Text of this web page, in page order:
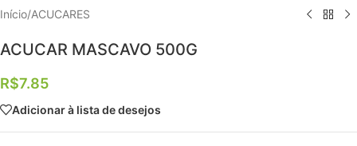
Início/ACUCARES
ACUCAR MASCAVO 500G
R$7.85
Adicionar à lista de desejos